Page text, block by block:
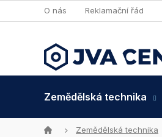
na
O nás Reklamační řád
Zemědělská technika
DomůZemědělská technika